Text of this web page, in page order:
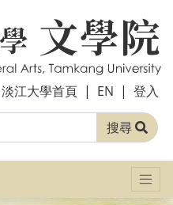
淡江大學首頁 | EN | 登入
搜尋